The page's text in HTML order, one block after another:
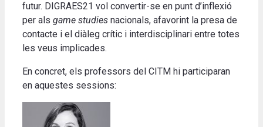
futur. DIGRAES21 vol convertir-se en punt d’inflexió
per als game studies nacionals, afavorint la presa de
contacte i el diàleg crític i interdisciplinari entre totes
les veus implicades.
En concret, els professors del CITM hi participaran
en aquestes sessions: